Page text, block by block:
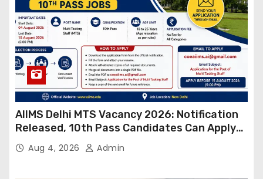
AIIMS Delhi MTS Vacancy 2026: Notification
Released, 10th Pass Candidates Can Apply
Through Email
Aug 4, 2026 Admin